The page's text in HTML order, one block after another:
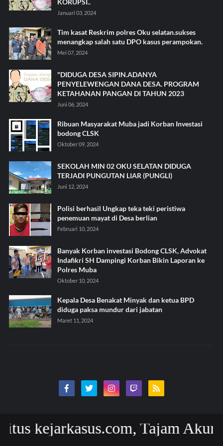
KORUPSI..
Januari 03, 2024
Tim kasat Reskrim polres Oku selatan.sukses
menangkap salah satu DPO kasus perampokan.
Mei 07, 2024
"DIDUGA DESA SIPIN.ADANYA
PENYELEWENGAN DANA DESA. PROGRAM
KETAHANAN PANGAN DI TAHUN 2023
Juni 06, 2024
Ribuan Masyarakat Muba jadi Korban Investasi
bodong CLSK
Oktober 09, 2024
SEKOLAH MIN 02 OKU SELATAN DIDUGA
TERJADI PUNGUTAN LIAR (PUNGLI)
Juni 12, 2024
Polisi berhasil Ungkap teka teki peristiwa
penemuan mayat di Desa berlian
Februari 10, 2024
Banyak Korban investasi Bodong CLSK, Advokat
Indafikri SH Dampingi Korban Bikin Laporan ke
Polres Muba
Oktober 10, 2024
Kepala Desa Benakat Minyak dan ketua BPD
diduga paksa mundur dari jabatan
Maret 11, 2024
Tajam Akurat dan